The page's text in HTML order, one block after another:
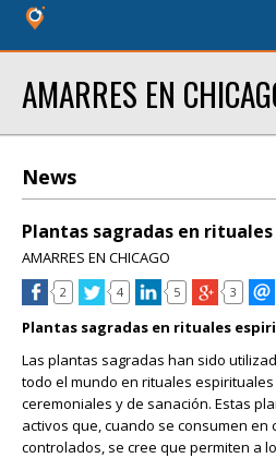
AMARRES EN
News
Plantas sagradas en
AMARRES EN CHICAGO
2 4 5 3
Plantas sagradas en rituales
Las plantas sagradas han sido
todo el mundo en rituales
ceremoniales y de sanación. Estas
activos que, cuando se consumen en
controlados, se cree que permiten a